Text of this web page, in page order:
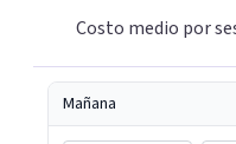
Costo medio por
Mañana